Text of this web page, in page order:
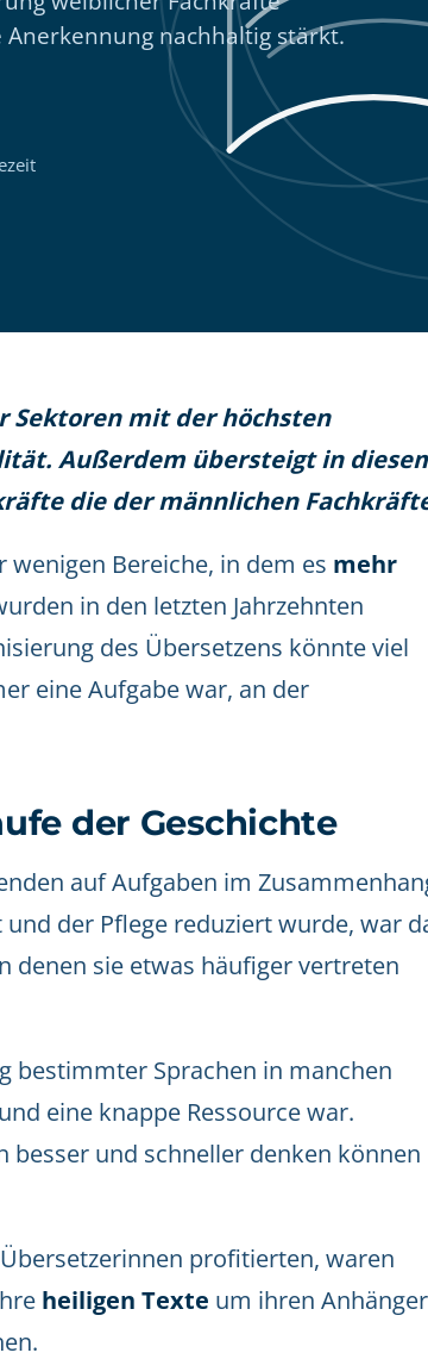
nachhaltig stärkt.
Sektoren mit der höchsten
Außerdem übersteigt in
die der männlichen
Bereiche, in dem es mehr
in den letzten Jahrzehnten
des Übersetzens könnte viel
eine Aufgabe war, an der
der Geschichte
auf Aufgaben im
der Pflege reduziert wurde, war
denen sie etwas häufiger vertreten
bestimmter Sprachen in manchen
eine knappe Ressource war.
besser und schneller denken können
profitierten, waren
heiligen Texte um ihren